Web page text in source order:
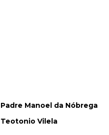
Manoel da Nóbrega
Teotonio Vilela